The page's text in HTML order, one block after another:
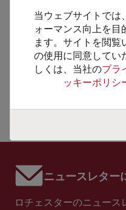
製品カテゴリー
製品サブカテゴリー
製品グループ
HTSコード
ニュースレター
ロチェスターのニュー
当ウェブサイトでは
ォーマンス向上を目
ます。サイトを閲
の使用に同意してい
しくは、当社のプラ
ッキーポリシ